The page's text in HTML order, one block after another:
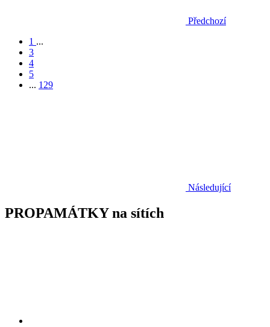
Předchozí
1 ...
3
4
5
... 129
Následující
PROPAMÁTKY na sítích